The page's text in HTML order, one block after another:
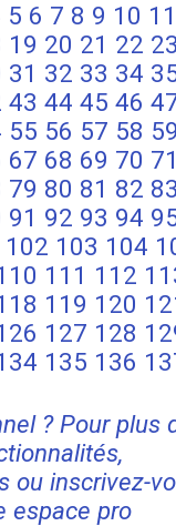
5 6 7 8 9 10 11
19 20 21 22
31 32 33 34
43 44 45 46
55 56 57 58
67 68 69 70
79 80 81 82
91 92 93 94
102 103 104
111 112
119 120
127 128
135 136
? Pour plus
ou inscrivez-
espace pro